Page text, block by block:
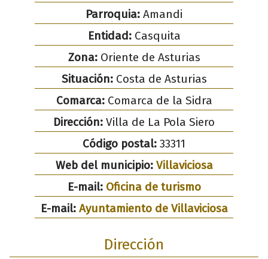
Parroquia: Amandi
Entidad:Casquita
Zona:Oriente de Asturias
Situación:Costa de Asturias
Comarca:Comarca de la Sidra
Dirección: Villa de La Pola Siero
Código postal: 33311
Web del municipio: Villaviciosa
E-mail: Oficina de turismo
E-mail: Ayuntamiento de Villaviciosa
Dirección